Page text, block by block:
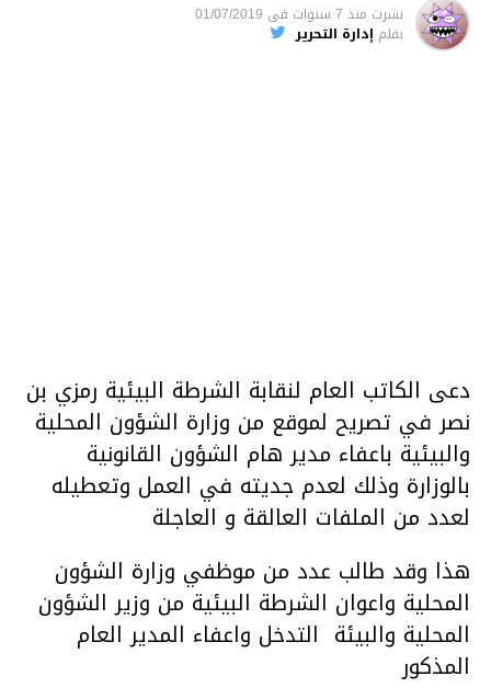
نشرت منذ 7 سنوات فى 01/07/2019
بقلم إدارة التحرير
دعى الكاتب العام لنقابة الشرطة البيئية رمزي بن
نصر في تصريح لموقع من وزارة الشؤون المحلية
والبيئية باعفاء مدير هام الشؤون القانونية
بالوزارة وذلك لعدم جديته في العمل وتعطيله
لعدد من الملفات العالقة و العاجلة
هذا وقد طالب عدد من موظفي وزارة الشؤون
المحلية واعوان الشرطة البيئية من وزير الشؤون
المحلية والبيئة التدخل واعفاء المدير العام
المذكور